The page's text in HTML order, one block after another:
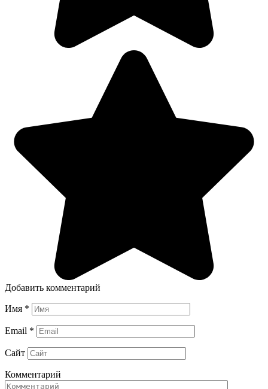
Добавить комментарий
Имя *
Email *
Сайт
Комментарий